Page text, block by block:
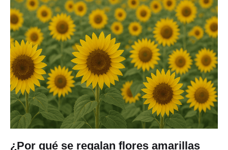
¿Por qué se regalan flores amarillas